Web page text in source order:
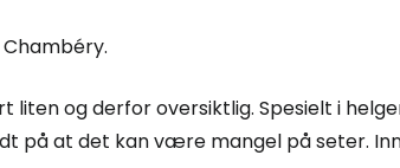
og derfor oversiktlig. Spesielt i
på at det kan være mangel på seter.